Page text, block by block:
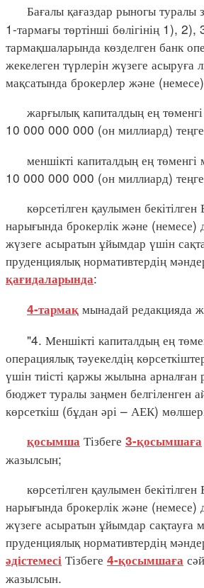
Бағалы қағаздар рыногы туралы
1-тармағы төртінші бөлігінің 1),
тармақшаларында көзделген банк
жекелеген түрлерін жүзеге асыруға
мақсатында брокерлер және
жарғылық капиталдың ең
10 000 000 000 (он миллиард)
меншікті капиталдың ең төменгі
10 000 000 000 (он миллиард)
көрсетілген қаулымен бекітілген
нарығында брокерлік және (немесе)
жүзеге асыратын ұйымдар үшін
пруденциялық нормативтердің
қағидаларында:
4-тармақ мынадай редакцияда
"4. Меншікті капиталдың ең
операциялық тәуекелдің
үшін тиісті қаржы жылына арналған
бюджет туралы заңмен белгіленген
көрсеткіш (бұдан әрі – АЕК)
қосымша Тізбеге 3-қосымшаға
жазылсын;
көрсетілген қаулымен бекітілген
нарығында брокерлік және (немесе)
жүзеге асыратын ұйымдар сақтауға
пруденциялық нормативтердің
әдістемесі Тізбеге 4-қосымшаға
жазылсын.